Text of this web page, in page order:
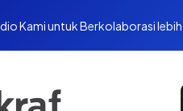
Kami untuk Berkolaborasi lebih